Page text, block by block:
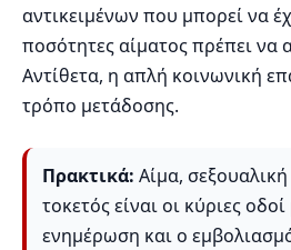
αντικειμένων που μπορεί να
ποσότητες αίματος πρέπει να
Αντίθετα, η απλή κοινωνική
τρόπο μετάδοσης.
Πρακτικά: Αίμα,
τοκετός είναι οι κύριες
ενημέρωση και ο